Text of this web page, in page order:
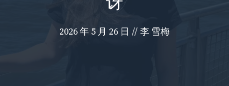
2026 年 5 月 26 日 // 李 雪梅